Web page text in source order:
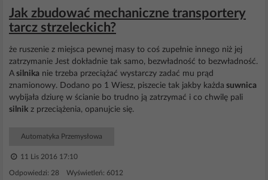
Jak zbudować mechaniczne transportery
tarcz strzeleckich?
że ruszenie z miejsca pewnej masy to coś zupełnie innego niż jej
zatrzymanie Jest dokładnie tak samo, bezwładność to bezwładność.
A silnika nie trzeba przeciążać wystarczy zadać mu prąd
znamionowy. Dodano po 1 Wiesz, piszecie tak jakby każda suwnica
wybijała dziurę w ścianie bo trudno ją zatrzymać i co chwilę pali
silnik z przeciążenia, opanujcie się.
Automatyka Przemysłowa
11 Lis 2016 17:10
Odpowiedzi: 28 Wyświetleń: 6012